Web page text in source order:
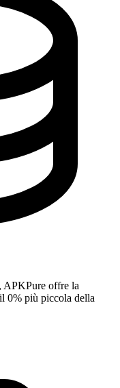
APKPure offre la
0% più piccola della